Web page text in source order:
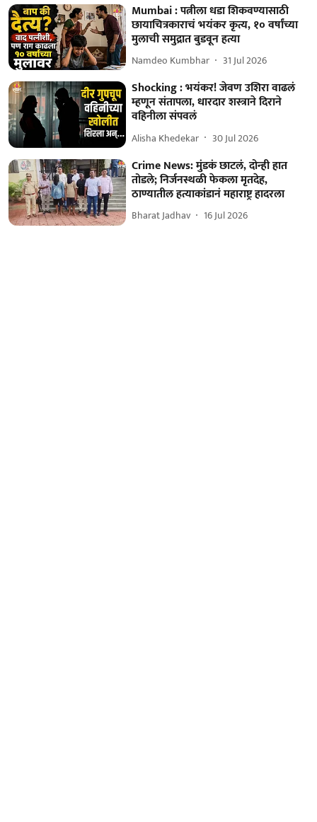
Mumbai : पत्नीला धडा शिकवण्यासाठी
छायाचित्रकाराचं भयंकर कृत्य, १० वर्षांच्या
मुलाची समुद्रात बुडवून हत्या
Namdeo Kumbhar 31 Jul 2026
Shocking : भयंकर! जेवण उशिरा वाढलं
म्हणून संतापला, धारदार शस्त्राने दिराने
वहिनीला संपवलं
Alisha Khedekar 30 Jul 2026
Crime News: मुंडकं छाटलं, दोन्ही हात
तोडले; निर्जनस्थळी फेकला मृतदेह,
ठाण्यातील हत्याकांडानं महाराष्ट्र हादरला
Bharat Jadhav 16 Jul 2026